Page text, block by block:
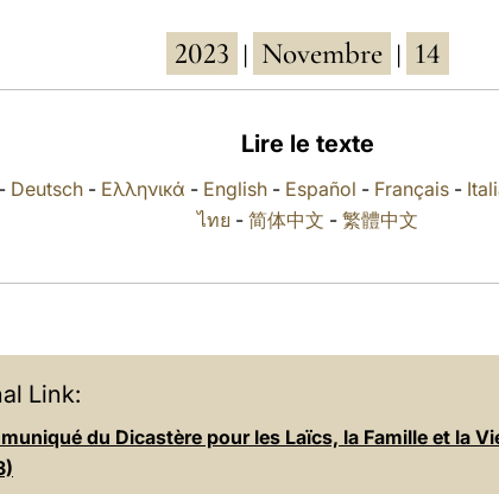
2023 Novembre 14
Lire le texte
Deutsch- Ελληνικά - English- Español - Français-
ไทย - 简体中文 - 繁體中文
Link:
du Dicastère pour les Laïcs, la Famille et la